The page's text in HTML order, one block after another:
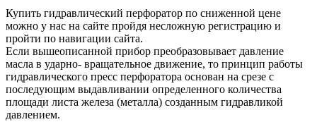
Купить гидравлический перфоратор по сниженной цене
можно у нас на сайте пройдя несложную регистрацию и
пройти по навигации сайта.
Если вышеописанной прибор преобразовывает давление
масла в ударно- вращательное движение, то принцип работы
гидравлического пресс перфоратора основан на срезе с
последующим выдавливании определенного количества
площади листа железа (металла) созданным гидравликой
давлением.